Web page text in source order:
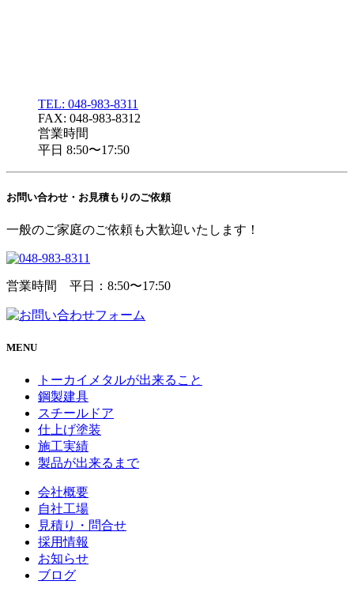
TEL: 048-983-8311
FAX: 048-983-8312
営業時間
平日 8:50〜17:50
お問い合わせ・ お見積もりのご依頼
一般のご家庭のご依頼も大歓迎いたします！
営業時間 平日：8:50〜17:50
MENU
トーカイメタルが出来ること
鋼製建具
スチールドア
仕上げ塗装
施工実績
製品が出来るまで
会社概要
自社工場
見積り・問合せ
採用情報
お知らせ
ブログ